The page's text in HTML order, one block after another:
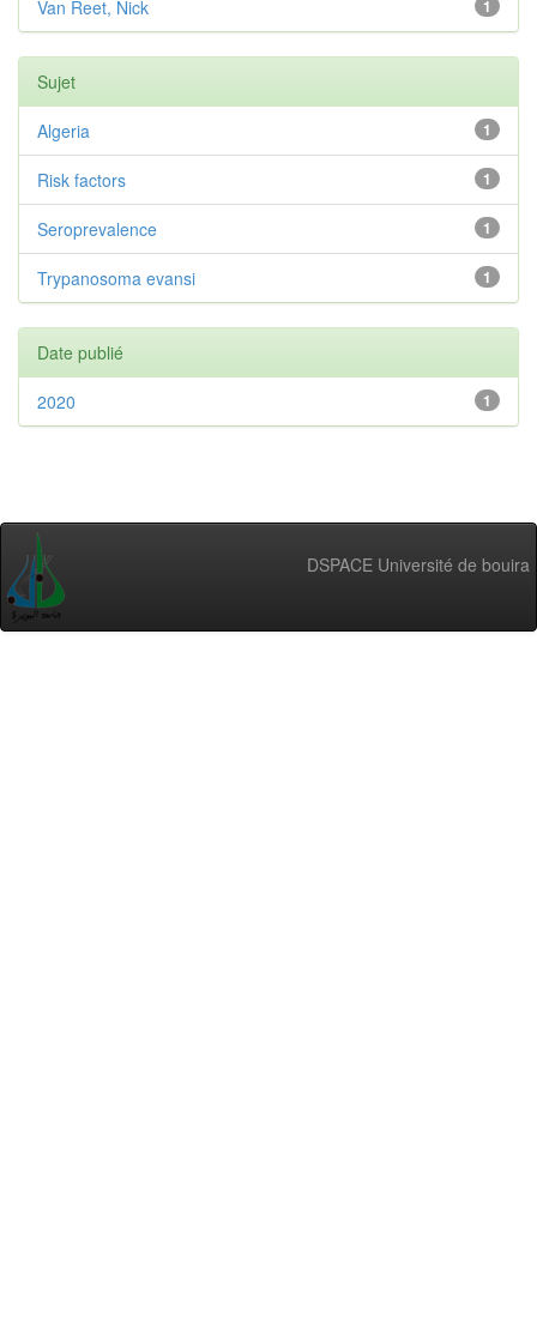
1
Van Reet, Nick
Sujet
1
Algeria
1
Risk factors
1
Seroprevalence
1
Trypanosoma evansi
Date publié
1
2020
DSPACE Université de bouira